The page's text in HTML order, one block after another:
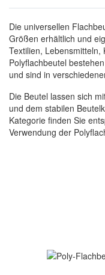
Die universellen
Größen erhältlich und
Textilien, Lebensmitteln,
Polyflachbeutel
und sind in
Die Beutel lassen sich
und dem stabilen
Kategorie finden Sie
Verwendung der